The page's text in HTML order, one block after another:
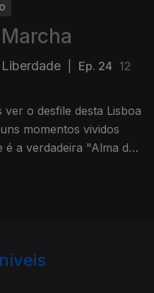
Ep. 24 12
o desfile desta Lisboa
momentos vividos
é a verdadeira "Alma de